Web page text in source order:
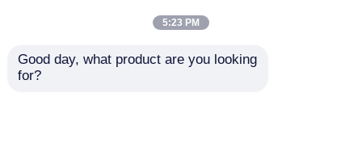
Rumah
5:23 PM
Good day, what product are you looking
for?